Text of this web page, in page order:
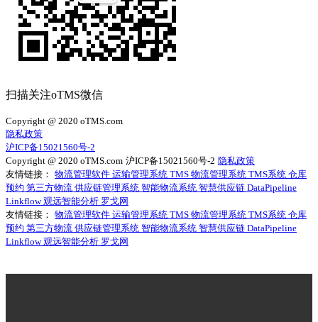
扫描关注oTMS微信
Copyright @ 2020 oTMS.com
隐私政策
沪ICP备15021560号-2
Copyright @ 2020 oTMS.com 沪ICP备15021560号-2 隐私政策
友情链接： 物流管理软件 运输管理系统 TMS 物流管理系统 TMS系统 仓库
预约 第三方物流 供应链管理系统 智能物流系统 智慧供应链 DataPipeline
Linkflow观远智能分析 罗戈网
友情链接： 物流管理软件 运输管理系统 TMS 物流管理系统 TMS系统 仓库
预约 第三方物流 供应链管理系统 智能物流系统 智慧供应链 DataPipeline
Linkflow观远智能分析 罗戈网